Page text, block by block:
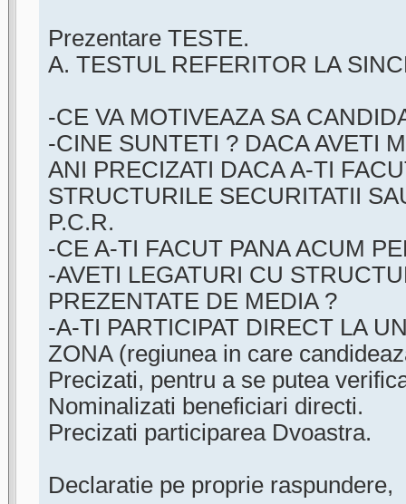
Prezentare TESTE.
A. TESTUL REFERITOR LA
-CE VA MOTIVEAZA SA
-CINE SUNTETI ? DACA AVETI
ANI PRECIZATI DACA A-TI
STRUCTURILE SECURITATII
P.C.R.
-CE A-TI FACUT PANA ACUM
-AVETI LEGATURI CU
PREZENTATE DE MEDIA ?
-A-TI PARTICIPAT DIRECT LA
ZONA (regiunea in care
Precizati, pentru a se putea
Nominalizati beneficiari directi.
Precizati participarea Dvoastra.
Declaratie pe proprie raspundere,